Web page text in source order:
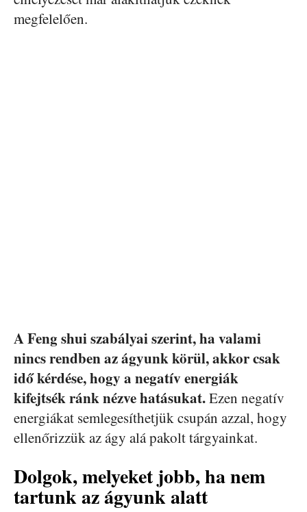
megfelelően.
A Feng shui szabályai szerint, ha valami
nincs rendben az ágyunk körül, akkor csak
idő kérdése, hogy a negatív energiák
kifejtsék ránk nézve hatásukat.Ezen negatív
energiákat semlegesíthetjük csupán azzal, hogy
ellenőrizzük az ágy alá pakolt tárgyainkat.
Dolgok, melyeket jobb, ha nem
tartunk az ágyunk alatt